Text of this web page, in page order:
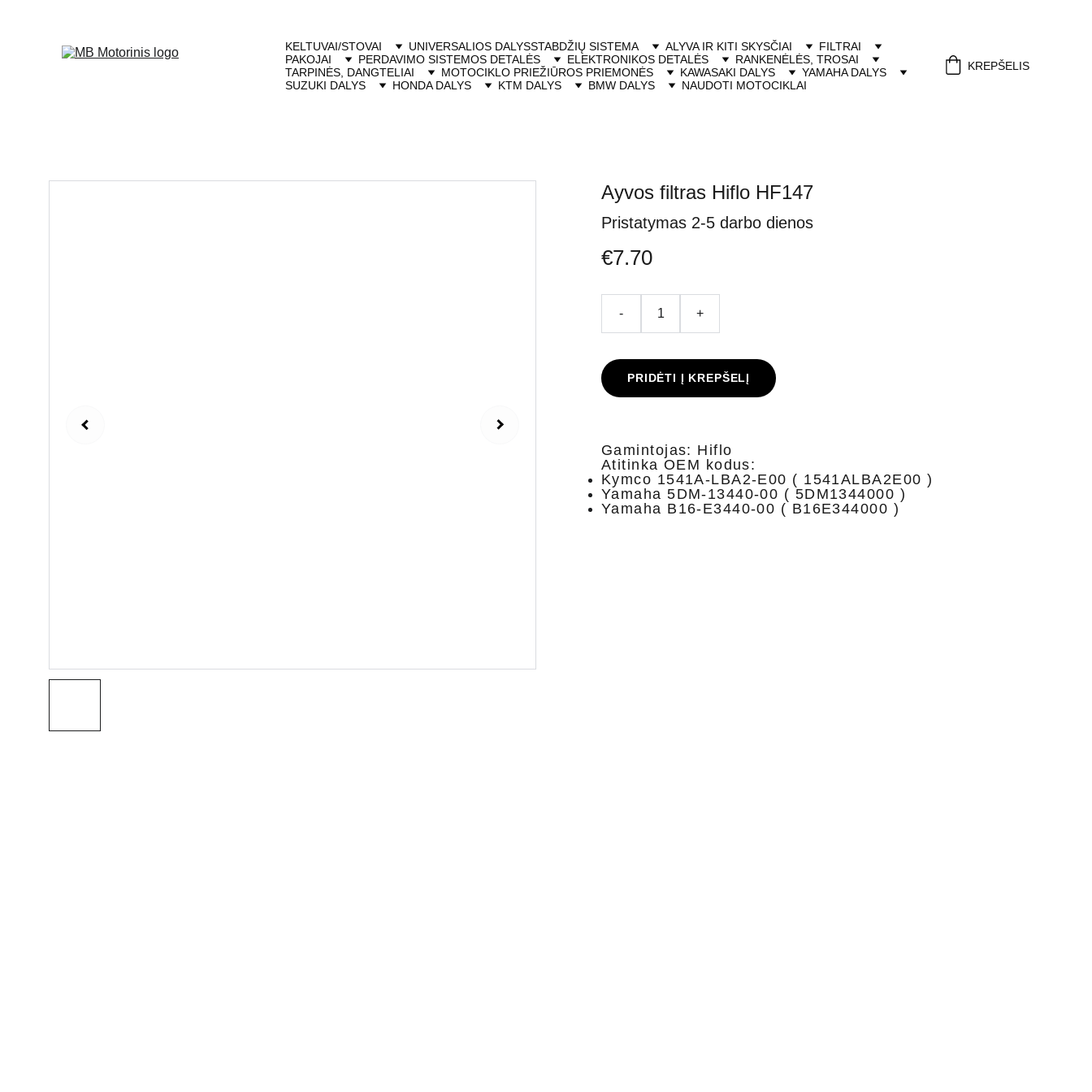
KELTUVAI/STOVAI UNIVERSALIOS DALYSSTABDŽIŲ SISTEMA ALYVA IR KITI SKYSČIAI
FILTRAI
PAKOJAI
PERDAVIMO SISTEMOS DETALĖS ELEKTRONIKOS DETALĖS
RANKENĖLĖS, TROSAI
TARPINĖS, DANGTELIAI
MOTOCIKLO PRIEŽIŪROS PRIEMONĖS KAWASAKI DALYS
YAMAHA DALYS
SUZUKI DALYS
HONDA DALYS KTM DALYS BMW DALYS NAUDOTI MOTOCIKLAI
KREPŠELIS
Ayvos filtras Hiflo HF147
Pristatymas 2-5 darbo dienos
€7.70
- +
PRIDĖTI Į KREPŠELĮ
Gamintojas: Hiflo
Atitinka OEM kodus:
Kymco 1541A-LBA2-E00 ( 1541ALBA2E00 )
Yamaha 5DM-13440-00 ( 5DM1344000 )
Yamaha B16-E3440-00 ( B16E344000 )